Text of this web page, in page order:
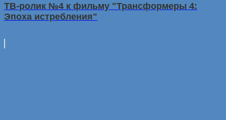
ТВ-ролик №4 к фильму "Трансформеры 4:
Эпоха истребления"